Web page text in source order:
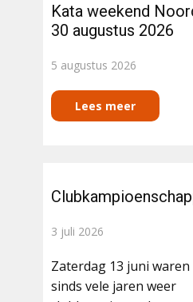
Kata weekend
30 augustus 2026
5 augustus 2026
Lees meer​
3 juli 2026
Zaterdag 13 juni
sinds vele jaren weer